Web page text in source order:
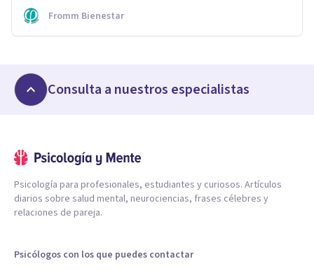
Fromm Bienestar
Consulta a nuestros especialistas
Psicología para profesionales, estudiantes y curiosos. Artículos
diarios sobre salud mental, neurociencias, frases célebres y
relaciones de pareja.
Psicólogos con los que puedes contactar